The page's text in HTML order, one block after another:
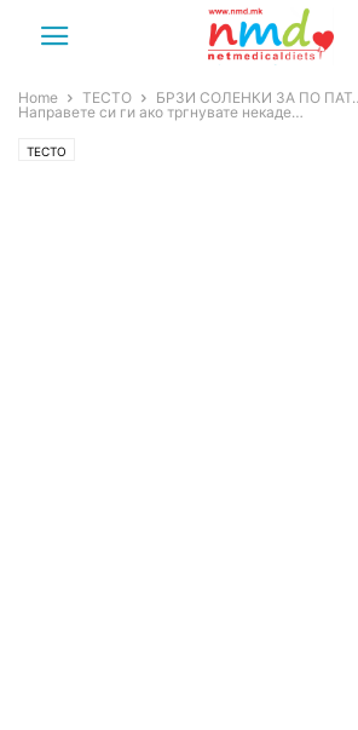
Home ТЕСТО
БРЗИ СОЛЕНКИ ЗА ПО
Направете си ги ако тргнувате некаде…
ТЕСТО